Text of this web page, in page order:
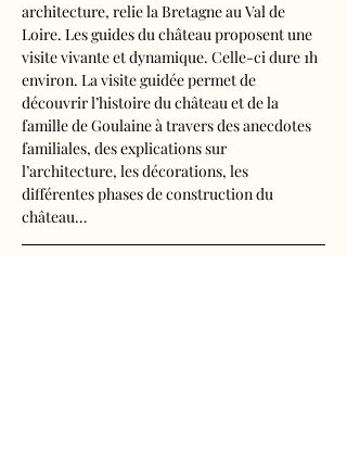
architecture, relie la Bretagne au Val de
Loire. Les guides du château proposent une
visite vivante et dynamique. Celle-ci dure 1h
environ. La visite guidée permet de
découvrir l’histoire du château et de la
famille de Goulaine à travers des anecdotes
familiales, des explications sur
l’architecture, les décorations, les
différentes phases de construction du
château…